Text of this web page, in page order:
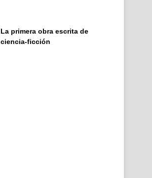
La primera obra escrita de
ciencia-ficción